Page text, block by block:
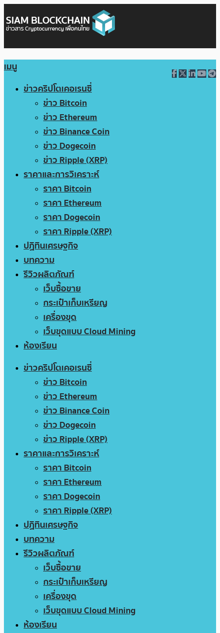
เมนู
ข่าวคริปโตเคอเรนซี่
ข่าว Bitcoin
ข่าว Ethereum
ข่าว Binance Coin
ข่าว Dogecoin
ข่าว Ripple (XRP)
ราคาและการวิเคราะห์
ราคา Bitcoin
ราคา Ethereum
ราคา Dogecoin
ราคา Ripple (XRP)
ปฏิทินเศรษฐกิจ
บทความ
รีวิวผลิตภัณฑ์
เว็บซื้อขาย
กระเป๋าเก็บเหรียญ
เครื่องขุด
เว็บขุดแบบ Cloud Mining
ห้องเรียน
ข่าวคริปโตเคอเรนซี่
ข่าว Bitcoin
ข่าว Ethereum
ข่าว Binance Coin
ข่าว Dogecoin
ข่าว Ripple (XRP)
ราคาและการวิเคราะห์
ราคา Bitcoin
ราคา Ethereum
ราคา Dogecoin
ราคา Ripple (XRP)
ปฏิทินเศรษฐกิจ
บทความ
รีวิวผลิตภัณฑ์
เว็บซื้อขาย
กระเป๋าเก็บเหรียญ
เครื่องขุด
เว็บขุดแบบ Cloud Mining
ห้องเรียน